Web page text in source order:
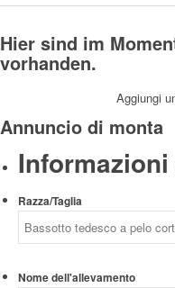
Hier sind im
vorhanden.
Aggiungi
Annuncio di monta
Razza/Taglia
Nome dell'allevamento